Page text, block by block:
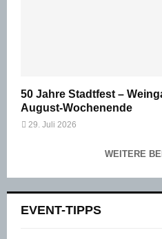
50 Jahre Stadtfest –
August-Wochenende
29. Juli 2026
WEITERE
EVENT-TIPPS